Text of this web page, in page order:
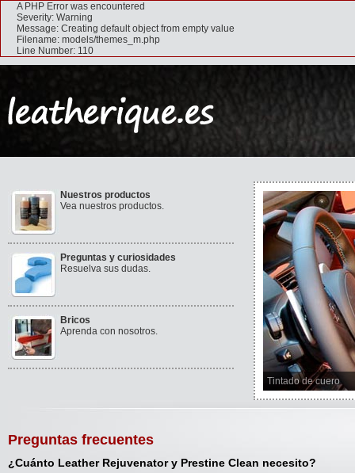
A PHP Error was encountered
Severity: Warning
Message: Creating default object from empty value
Filename: models/themes_m.php
Line Number: 110
Nuestros productos
Vea nuestros productos.
Preguntas y curiosidades
Resuelva sus dudas.
Bricos
Aprenda con nosotros.
Tintado de cuero
Preguntas frecuentes
¿Cuánto Leather Rejuvenator y Prestine Clean necesito?